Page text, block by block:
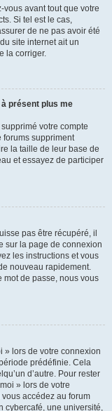
vous avant tout que votre
Si tel est le cas,
de ne pas avoir été
site internet ait un
la corriger.
présent plus me
votre compte
suppriment
la taille de leur base de
et essayez de participer
pas être récupéré, il
sur la page de connexion
les instructions et vous
nouveau rapidement.
de passe, nous vous
» lors de votre connexion
prédéfinie. Cela
d’autre. Pour rester
» lors de votre
accédez au forum
cybercafé, une université,